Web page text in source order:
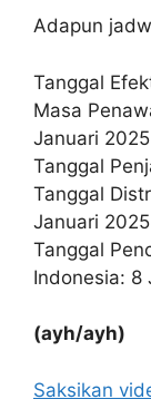
Adapun
Tanggal
Masa
Januari 2025
Tanggal
Tanggal
Januari 2025
Tanggal
Indonesia: 8
(ayh/ayh)
Saksikan